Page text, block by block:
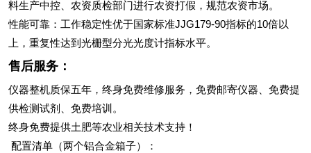
料生产中控、农资质检部门进行农资打假，规范农资市场。
性能可靠：工作稳定性优于国家标准JJG179-90指标的10倍以
上，重复性达到光栅型分光光度计指标水平。
售后服务：
仪器整机质保五年，终身免费维修服务，免费邮寄仪器、免费提
供检测试剂、免费培训。
终身免费提供土肥等农业相关技术支持！
配置清单（两个铝合金箱子）：